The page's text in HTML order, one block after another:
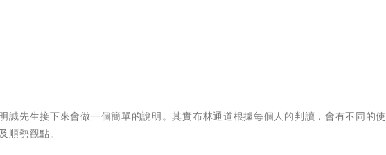
誠先生接下來會做一個簡單的說明。其實布林通道根據每個人的判讀，會有不同的
順勢觀點。